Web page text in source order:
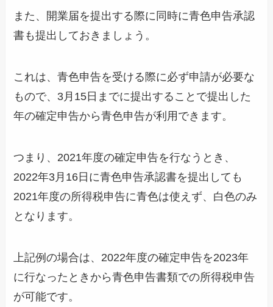
また、開業届を提出する際に同時に青色申告承認
書も提出しておきましょう。
これは、青色申告を受ける際に必ず申請が必要な
もので、3月15日までに提出することで提出した
年の確定申告から青色申告が利用できます。
つまり、2021年度の確定申告を行なうとき、
2022年3月16日に青色申告承認書を提出しても
2021年度の所得税申告に青色は使えず、白色のみ
となります。
上記例の場合は、2022年度の確定申告を2023年
に行なったときから青色申告書類での所得税申告
が可能です。